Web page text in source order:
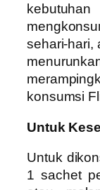
sehari-hari,
konsumsi
Untuk
Untuk
1 sachet